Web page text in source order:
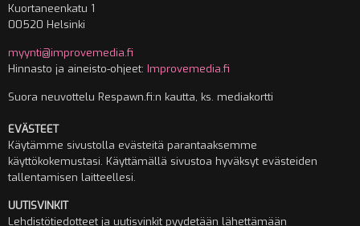
Kuortaneenkatu 1
00520 Helsinki
myynti@improvemedia.fi
Hinnasto ja aineisto-ohjeet: Improvemedia.fi
Suora neuvottelu Respawn.fi:n kautta, ks. mediakortti
EVÄSTEET
Käytämme sivustolla evästeitä parantaaksemme
käyttökokemustasi. Käyttämällä sivustoa hyväksyt evästeiden
tallentamisen laitteellesi.
UUTISVINKIT
Lehdistötiedotteet ja uutisvinkit pyydetään lähettämään